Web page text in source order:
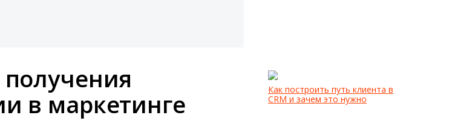
в маркетинге
Как построить путь клиента в
CRM и зачем это нужно